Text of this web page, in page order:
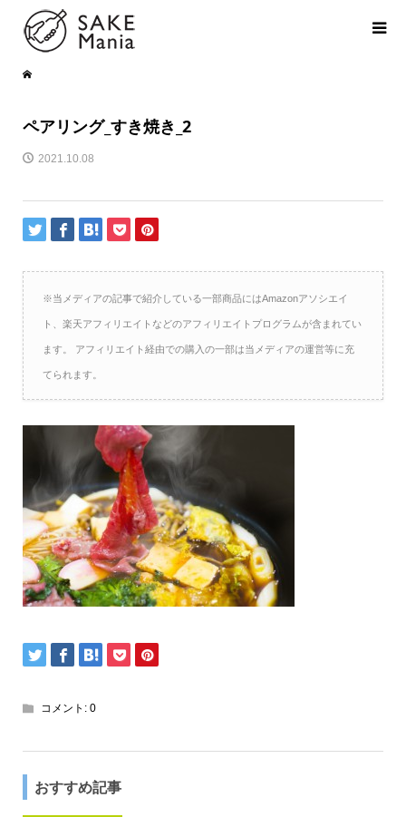
ペアリング_すき焼き_2
2021.10.08
※当メディアの記事で紹介している一部商品にはAmazonアソシエイ
ト、楽天アフィリエイトなどのアフィリエイトプログラムが含まれてい
ます。 アフィリエイト経由での購入の一部は当メディアの運営等に充
てられます。
コメント: 0
おすすめ記事